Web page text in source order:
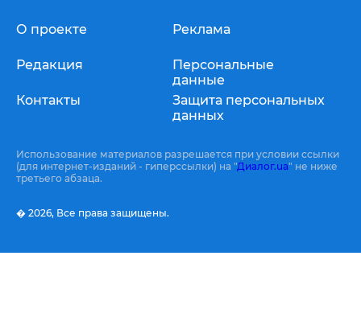
О проекте
Редакция
Контакты
Реклама
Персональные
данные
Защита персональных
данных
Использование материалов разрешается при условии ссылки
(для интернет-изданий - гиперссылки) на "Диалог.ua" не ниже
третьего абзаца.
� 2026, Все права защищены.